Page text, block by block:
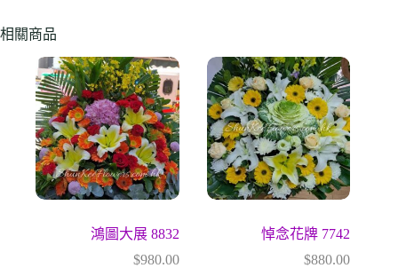
相關商品
鴻圖大展 8832
$980.00
悼念花牌 7742
$880.00